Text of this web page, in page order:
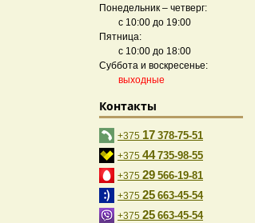
Понедельник – четверг:
с 10:00 до 19:00
Пятница:
с 10:00 до 18:00
Суббота и воскресенье:
выходные
Контакты
+375 17 378-75-51
+375 44 735-98-55
+375 29 566-19-81
+375 25 663-45-54
+375 25 663-45-54